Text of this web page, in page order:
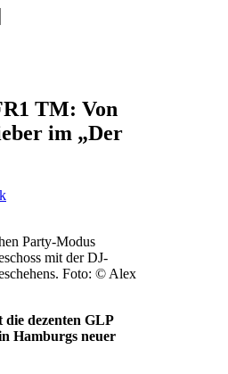
TM: Von
im „Der
Party-Modus
mit der DJ-
Foto: © Alex
dezenten GLP
Hamburgs neuer